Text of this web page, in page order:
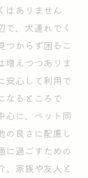
はありません
、犬連れでく
つからず困るこ
増えつつありま
安心して利用で
なるところで
心に、ペット同
の良さに配慮し
に過ごすための
。家族や友人と